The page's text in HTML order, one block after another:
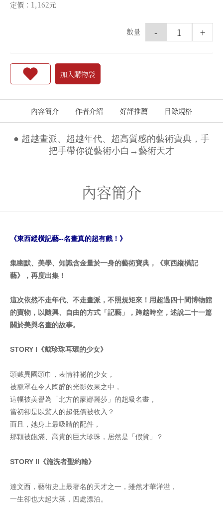
定價：1,162元
數量 +
-
加入購物袋
內容簡介 作者介紹 好評推薦 目錄規格
● 超越畫派、超越年代、超高質感的藝術寶典，手
把手帶你從藝術小白→藝術天才
內容簡介
《東西縱橫記藝--名畫真的超有戲！》
集幽默、美學、知識含金量於一身的藝術寶典，《東西縱橫記
藝》，再度出集！
這次依然不走年代、不走畫派，不照規矩來！用超過四十間博物館
的寶物，以隨興、自由的方式「記藝」，跨越時空，述說二十一篇
關於美與名畫的故事。
STORY I《戴珍珠耳環的少女》
頭戴異國頭巾，表情神祕的少女，
被籠罩在令人陶醉的光影效果之中，
這幅被美譽為「北方的蒙娜麗莎」的超級名畫，
當初卻是以驚人的超低價被收入？
而且，她身上最吸睛的配件，
那顆被飽滿、高貴的巨大珍珠，居然是「假貨」？
STORY II《施洗者聖約翰》
達文西，藝術史上最著名的天才之一，雖然才華洋溢，
一生卻也大起大落，四處漂泊。